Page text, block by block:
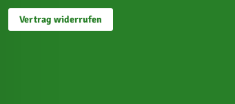
Vertrag widerrufen